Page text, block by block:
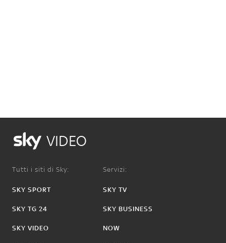
VIDEO
Tutti i siti di Sky:
SKY SPORT
SKY TG 24
SKY VIDEO
Servizi:
SKY TV
SKY BUSINESS
NOW